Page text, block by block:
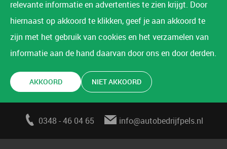
relevante informatie en advertenties te zien krijgt. Door
hiernaast op akkoord te klikken, geef je aan akkoord te
zijn met het gebruik van cookies en het verzamelen van
informatie aan de hand daarvan door ons en door derden.
AKKOORD NIET AKKOORD
0348 - 46 04 65 info@autobedrijfpels.nl